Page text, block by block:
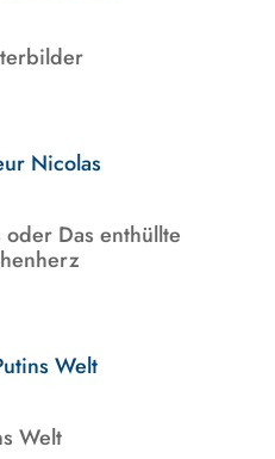
Das enthüllte
Welt